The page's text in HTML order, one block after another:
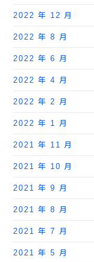
2022 年 12 月
2022 年 8 月
2022 年 6 月
2022 年 4 月
2022 年 2 月
2022 年 1 月
2021 年 11 月
2021 年 10 月
2021 年 9 月
2021 年 8 月
2021 年 7 月
2021 年 5 月